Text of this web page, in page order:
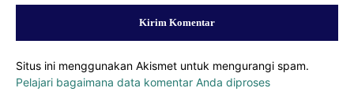
Situs ini menggunakan Akismet untuk mengurangi spam.
Pelajari bagaimana data komentar Anda diproses